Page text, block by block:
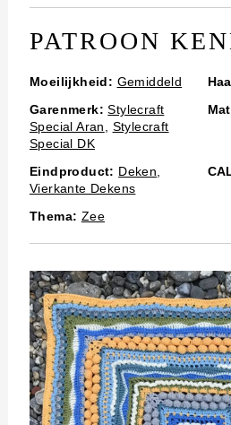
PATROON
Moeilijkheid: Gemiddeld
Garenmerk: Stylecraft
Special Aran
Stylecraft
Special DK
Eindproduct: Deken
Vierkante Dekens
Thema: Zee